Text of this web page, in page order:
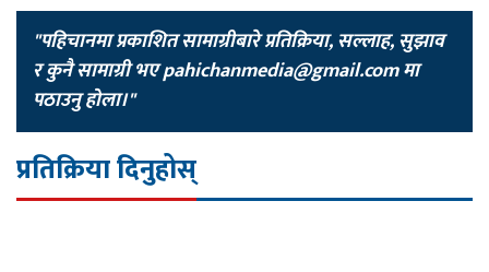
"पहिचानमा प्रकाशित सामाग्रीबारे प्रतिक्रिया, सल्लाह, सुझाव
र कुनै सामाग्री भएpahichanmedia@gmail.comमा
पठाउनु होला।"
प्रतिक्रिया दिनुहोस्